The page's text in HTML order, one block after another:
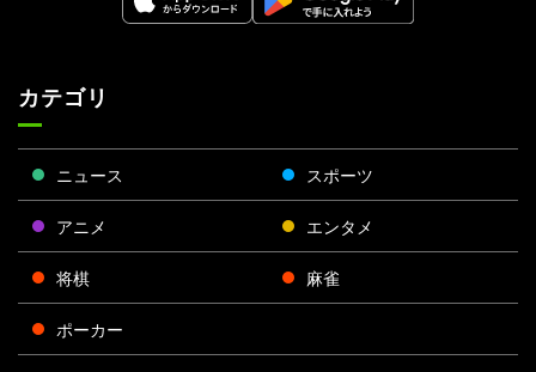
カテゴリ
ニュース スポーツ
アニメ エンタメ
将棋 麻雀
ポーカー